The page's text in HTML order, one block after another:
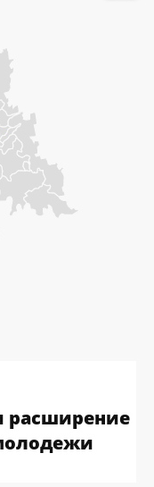
расширение